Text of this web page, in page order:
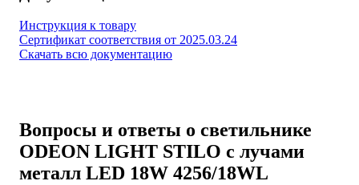
Инструкция к товару
Сертификат соответствия от 2025.03.24
Скачать всю документацию
Вопросы и ответы о светильнике
ODEON LIGHT STILO с лучами
металл LED 18W 4256/18WL